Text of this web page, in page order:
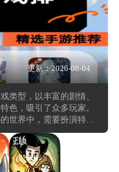
更新：2026-08-04
类型，以丰富的剧情、
色，吸引了众多玩家。
世界中，需要扮演特定
成各种任务，逐步揭开
包括动作冒险、解谜冒
群星之子是一款神话题
体验不同神话体系中的